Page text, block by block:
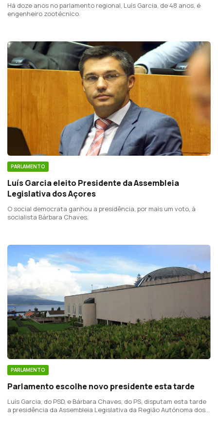
Há doze anos no parlamento regional, Luís Garcia, de 48 anos, é
engenheiro zootécnico.
PARLAMENTO
Luís Garcia eleito Presidente da Assembleia
Legislativa dos Açores
O social democrata ganhou a presidência, por mais um voto, à
socialista Bárbara Chaves.
PARLAMENTO
Parlamento escolhe novo presidente esta tarde
Luís Garcia, do PSD, e Bárbara Chaves, do PS, disputam esta tarde
a presidência da Assembleia Legislativa da Região Autónoma dos